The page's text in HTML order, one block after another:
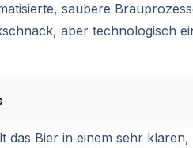
saubere
aber technologisch
das Bier in einem sehr klaren,